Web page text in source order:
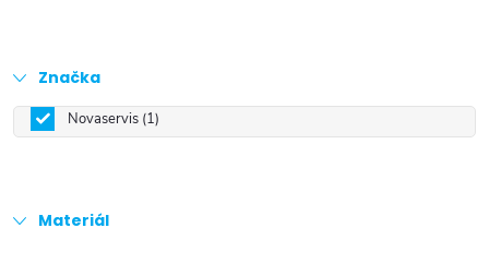
Značka
Novaservis 1
Materiál